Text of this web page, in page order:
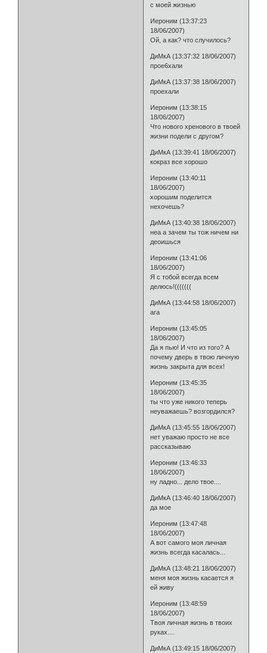
с моей жизнью
Иероним (13:37:23
18/06/2007)
Ой, а как? что случилось?
ДиМкА (13:37:32 18/06/2007)
прое6хали
ДиМкА (13:37:38 18/06/2007)
проехали
Иероним (13:38:15
18/06/2007)
Что нового хренового в твоей
жизни подели с другом?
ДиМкА (13:39:41 18/06/2007)
кокраз все хорошо
Иероним (13:40:11
18/06/2007)
хорошим поделится
нехочешь?
ДиМкА (13:40:38 18/06/2007)
неа а зачем ты тож ничем ни
деоишься
Иероним (13:41:06
18/06/2007)
Я с тобой всегда всем
делюсь!(((((((
ДиМкА (13:44:58 18/06/2007)
ага
Иероним (13:45:05
18/06/2007)
Да я пью! И что из того? А
почему дверь в твою личную
жизнь закрыта для всех!
Иероним (13:45:35
18/06/2007)
ты что уже никого теперь
неуважаешь? возгордился?
ДиМкА (13:45:55 18/06/2007)
нет уважаю просто не все
рассказываю
Иероним (13:46:33
18/06/2007)
ну ладно... дело твое....
ДиМкА (13:46:40 18/06/2007)
да мое
Иероним (13:47:48
18/06/2007)
А вот самого моя личная
жизнь всегда касалась...
ДиМкА (13:48:21 18/06/2007)
меня моя жизнь касается я
ей живу
Иероним (13:48:59
18/06/2007)
Твоя личная жизнь в твоих
руках....
ДиМкА (13:49:15 18/06/2007)